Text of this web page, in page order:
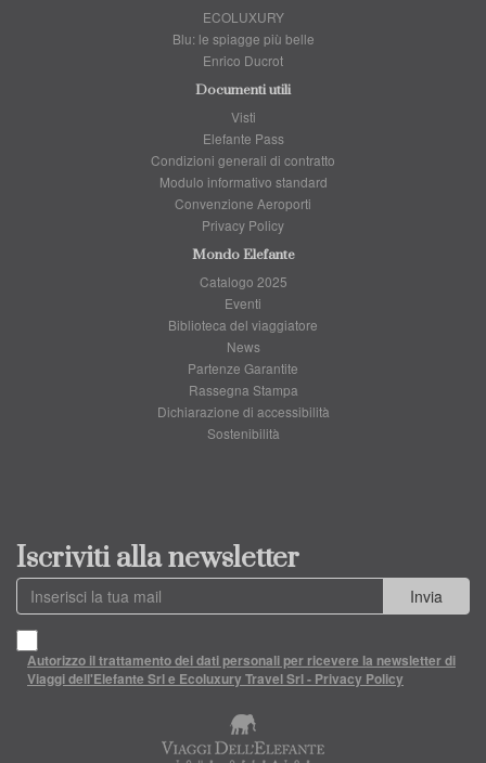
ECOLUXURY
Blu: le spiagge più belle
Enrico Ducrot
Documenti utili
Visti
Elefante Pass
Condizioni generali di contratto
Modulo informativo standard
Convenzione Aeroporti
Privacy Policy
Mondo Elefante
Catalogo 2025
Eventi
Biblioteca del viaggiatore
News
Partenze Garantite
Rassegna Stampa
Dichiarazione di accessibilità
Sostenibilità
Iscriviti alla newsletter
Invia
Autorizzo il trattamento dei dati personali per ricevere la newsletter di
Viaggi dell'Elefante Srl e Ecoluxury Travel Srl - Privacy Policy